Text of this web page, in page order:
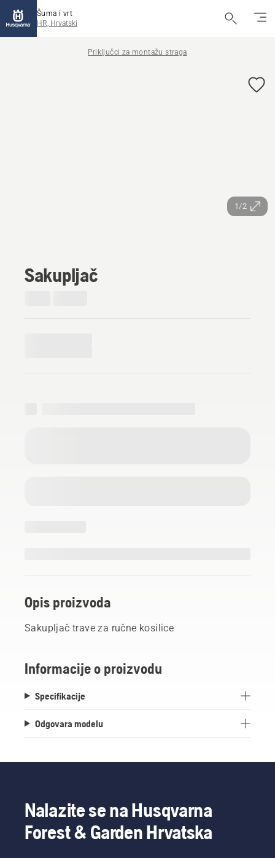
Šuma i vrt
HR, Hrvatski
Priključci za montažu straga
1/2
Sakupljač
Opis proizvoda
Sakupljač trave za ručne kosilice
Informacije o proizvodu
Specifikacije
Odgovara modelu
Nalazite se na Husqvarna
Forest & Garden Hrvatska